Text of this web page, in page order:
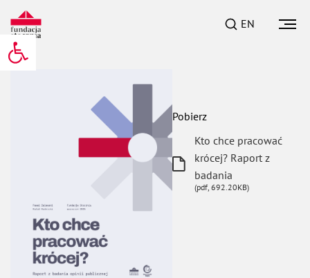
Otwórz pasek narzędzi
EN
Pobierz
Kto chce pracować
krócej? Raport z
badania
(pdf, 692.20KB)
pobiera plik